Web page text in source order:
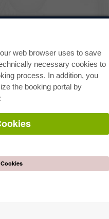
web browser uses to save
necessary cookies to
process. In addition, you
the booking portal by